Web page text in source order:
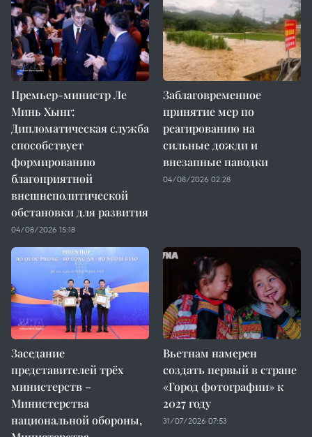
Премьер-министр Ле
Минь Хынг:
Дипломатическая служба
способствует
формированию
благоприятной
внешнеполитической
обстановки для развития
04/08/2026 15:18
Заблаговременное
принятие мер по
реагированию на
сильные дожди и
внезапные паводки
04/08/2026 02:28
Заседание
представителей трёх
министерств –
Министерства
национальной обороны,
Вьетнам намерен
создать первый в стране
«Город фотографии» к
2027 году
31/07/2026 07:53